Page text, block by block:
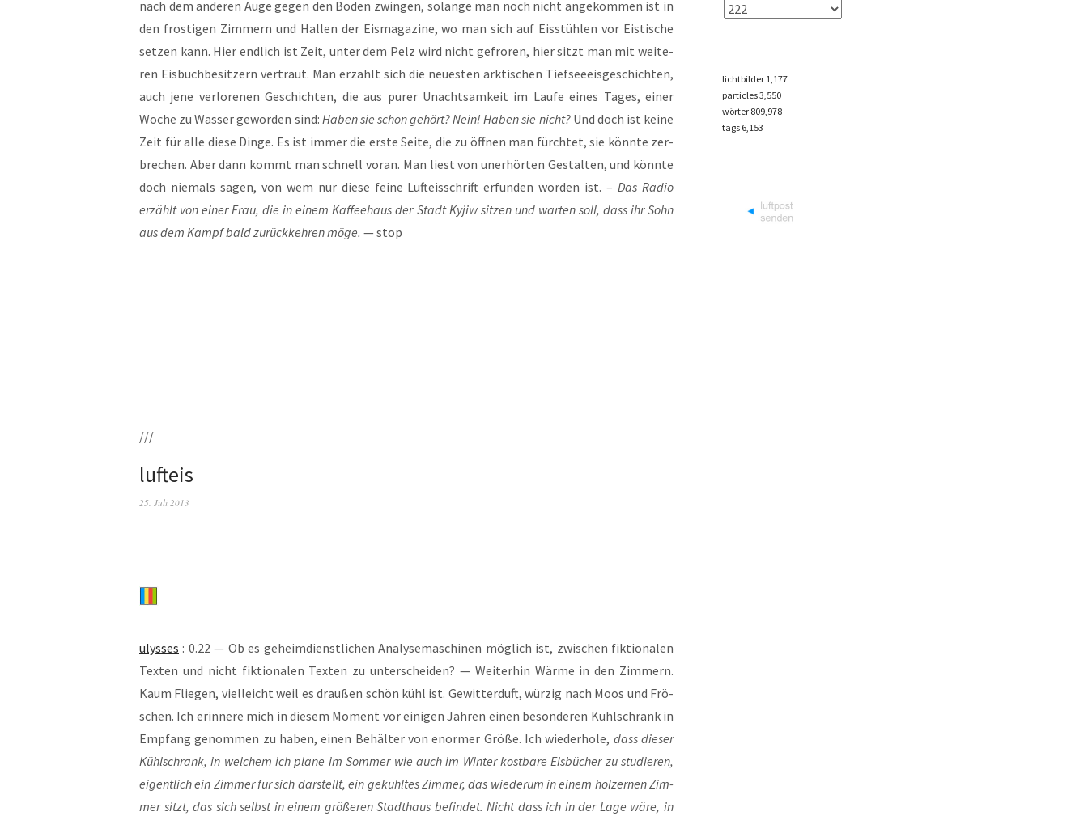
nach dem ande­ren Auge gegen den Boden zwin­gen, solan­ge man noch nicht ange­kom­men ist in
den fros­ti­gen Zim­mern und Hal­len der Eis­ma­ga­zi­ne, wo man sich auf Eis­stüh­len vor Eis­ti­sche
set­zen kann. Hier end­lich ist Zeit, unter dem Pelz wird nicht gefro­ren, hier sitzt man mit wei­te­
ren Eis­buch­be­sit­zern ver­traut. Man erzählt sich die neu­es­ten ark­ti­schen Tief­see­eis­ge­schich­ten,
auch jene ver­lo­re­nen Geschich­ten, die aus purer Unacht­sam­keit im Lau­fe eines Tages, einer
Woche zu Was­ser gewor­den sind: Haben sie schon gehört? Nein! Haben sie nicht?Und doch ist kei­ne
Zeit für alle die­se Din­ge. Es ist immer die ers­te Sei­te, die zu öff­nen man fürch­tet, sie könn­te zer­
bre­chen. Aber dann kommt man schnell vor­an. Man liest von uner­hör­ten Gestal­ten, und könn­te
doch nie­mals sagen, von wem nur die­se fei­ne Luft­eis­schrift erfun­den wor­den ist. –Das Radio
erzählt von einer Frau, die in einem Kaf­fee­haus der Stadt Kyjiw sit­zen und war­ten soll, dass ihr Sohn
aus dem Kampf bald zurück­keh­ren möge. — stop
///
lufteis
25. Juli 2013
ulys­ses : 0.22 — Ob es geheim­dienst­li­chen Ana­ly­se­ma­schi­nen mög­lich ist, zwi­schen fik­tio­na­len
Tex­ten und nicht fik­tio­na­len Tex­ten zu unter­schei­den? — Wei­ter­hin Wär­me in den Zim­mern.
Kaum Flie­gen, viel­leicht weil es drau­ßen schön kühl ist. Gewit­ter­duft, wür­zig nach Moos und Frö­
schen. Ich erin­ne­re mich in die­sem Moment vor eini­gen Jah­ren einen beson­de­ren Kühl­schrank in
Emp­fang genom­men zu haben, einen Behäl­ter von enor­mer Grö­ße. Ich wie­der­ho­le, dass die­ser
Kühl­schrank, in wel­chem ich pla­ne im Som­mer wie auch im Win­ter kost­ba­re Eis­bü­cher zu stu­die­ren,
eigent­lich ein Zim­mer für sich dar­stellt, ein gekühl­tes Zim­mer, das wie­der­um in einem höl­zer­nen Zim­
mer sitzt, das sich selbst in einem grö­ße­ren Stadt­haus befin­det. Nicht dass ich in der Lage wäre, in
lichtbilder 1,177
particles3,550
wörter 809,978
tags 6,153